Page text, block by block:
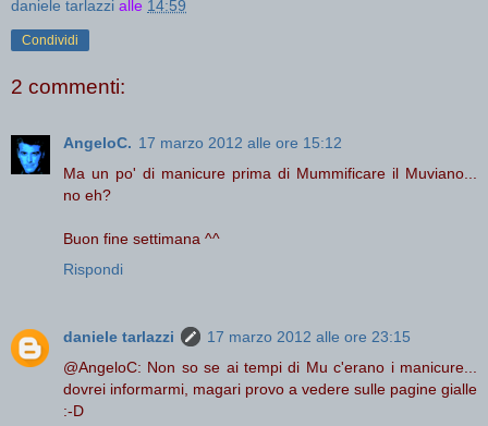
daniele tarlazzi alle 14:59
Condividi
2 commenti:
AngeloC. 17 marzo 2012 alle ore 15:12
Ma un po' di manicure prima di Mummificare il Muviano...
no eh?
Buon fine settimana ^^
Rispondi
daniele tarlazzi
17 marzo 2012 alle ore 23:15
@AngeloC: Non so se ai tempi di Mu c'erano i manicure...
dovrei informarmi, magari provo a vedere sulle pagine gialle
:-D